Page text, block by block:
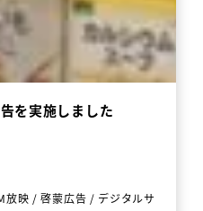
を実施しました
放映 /啓蒙広告 / デジタルサ